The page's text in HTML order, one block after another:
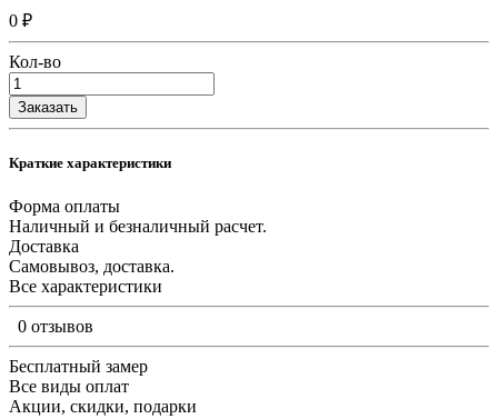
0 ₽
Кол-во
Заказать
Краткие характеристики
Форма оплаты
Наличный и безналичный расчет.
Доставка
Самовывоз, доставка.
Все характеристики
0 отзывов
Бесплатный замер
Все виды оплат
Акции, скидки, подарки